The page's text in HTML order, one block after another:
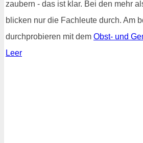
zaubern - das ist klar. Bei den mehr
blicken nur die Fachleute durch. Am
durchprobieren mit dem Obst- und
Leer